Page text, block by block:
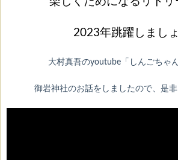
2023年跳躍しまし
大村真吾のyoutube「しんごちゃ
御岩神社のお話をしましたので、是非